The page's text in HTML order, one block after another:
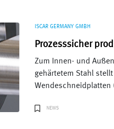
ISCAR GERMANY GMBH
Prozesssicher
Zum Innen- und
gehärtetem Stahl
Wendeschneidplatten
NEWS